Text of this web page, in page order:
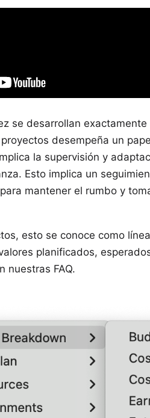
se desarrollan
desempeña un
la supervisión y
Esto implica un
mantener el rumbo y
esto se conoce como
planificados,
nuestras FAQ.